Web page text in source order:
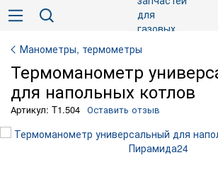
Манометры, термометры
Термоманометр
для напольных котлов
Артикул: T1.504 Оставить отзыв